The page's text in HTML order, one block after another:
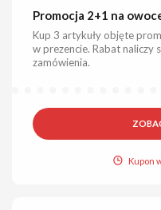
Promocja 2+1 na
Kup 3 artykuły objęte
w prezencie. Rabat naliczy
zamówienia.
Kupon